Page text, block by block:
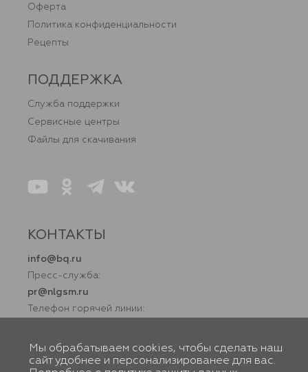
Оферта
Политика конфиденциальности
Рецепты
ПОДДЕРЖКА
Служба поддержки
Сервисные центры
Файлы для скачивания
КОНТАКТЫ
info@bq.ru
Пресс-служба:
pr@nlgsm.ru
Телефон горячей линии:
Мы обрабатываем cookies, чтобы сделать наш
сайт удобнее и персонализированее для вас.